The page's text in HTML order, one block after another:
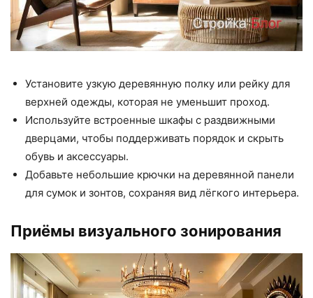
Установите узкую деревянную полку или рейку для
верхней одежды, которая не уменьшит проход.
Используйте встроенные шкафы с раздвижными
дверцами, чтобы поддерживать порядок и скрыть
обувь и аксессуары.
Добавьте небольшие крючки на деревянной панели
для сумок и зонтов, сохраняя вид лёгкого интерьера.
Приёмы визуального зонирования